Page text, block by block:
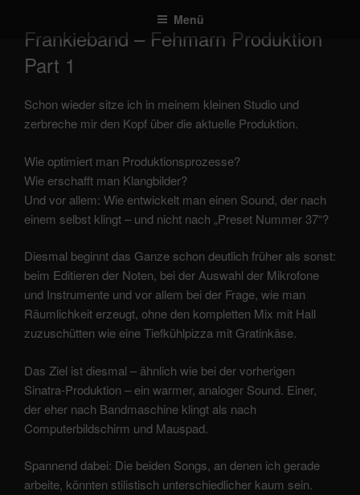
springen
Menü
Frankieband – Fehmarn Produktion
Part 1
Schon wieder sitze ich in meinem kleinen Studio und
zerbreche mir den Kopf über die aktuelle Produktion.
Wie optimiert man Produktionsprozesse?
Wie erschafft man Klangbilder?
Und vor allem: Wie entwickelt man einen Sound, der nach
einem selbst klingt – und nicht nach „Preset Nummer 37“?
Diesmal beginnt das Ganze schon deutlich früher als sonst:
beim Editieren der Noten, bei der Auswahl der Mikrofone
und Instrumente und vor allem bei der Frage, wie man
Räumlichkeit erzeugt, ohne den kompletten Mix mit Hall
zuzuschütten wie eine Tiefkühlpizza mit Gratinkäse.
Das Ziel ist diesmal – ähnlich wie bei der vorherigen
Sinatra-Produktion – ein warmer, analoger Sound. Einer,
der eher nach Bandmaschine klingt als nach
Computerbildschirm und Mauspad.
Spannend dabei: Die beiden Songs, an denen ich gerade
arbeite, könnten stilistisch unterschiedlicher kaum sein.